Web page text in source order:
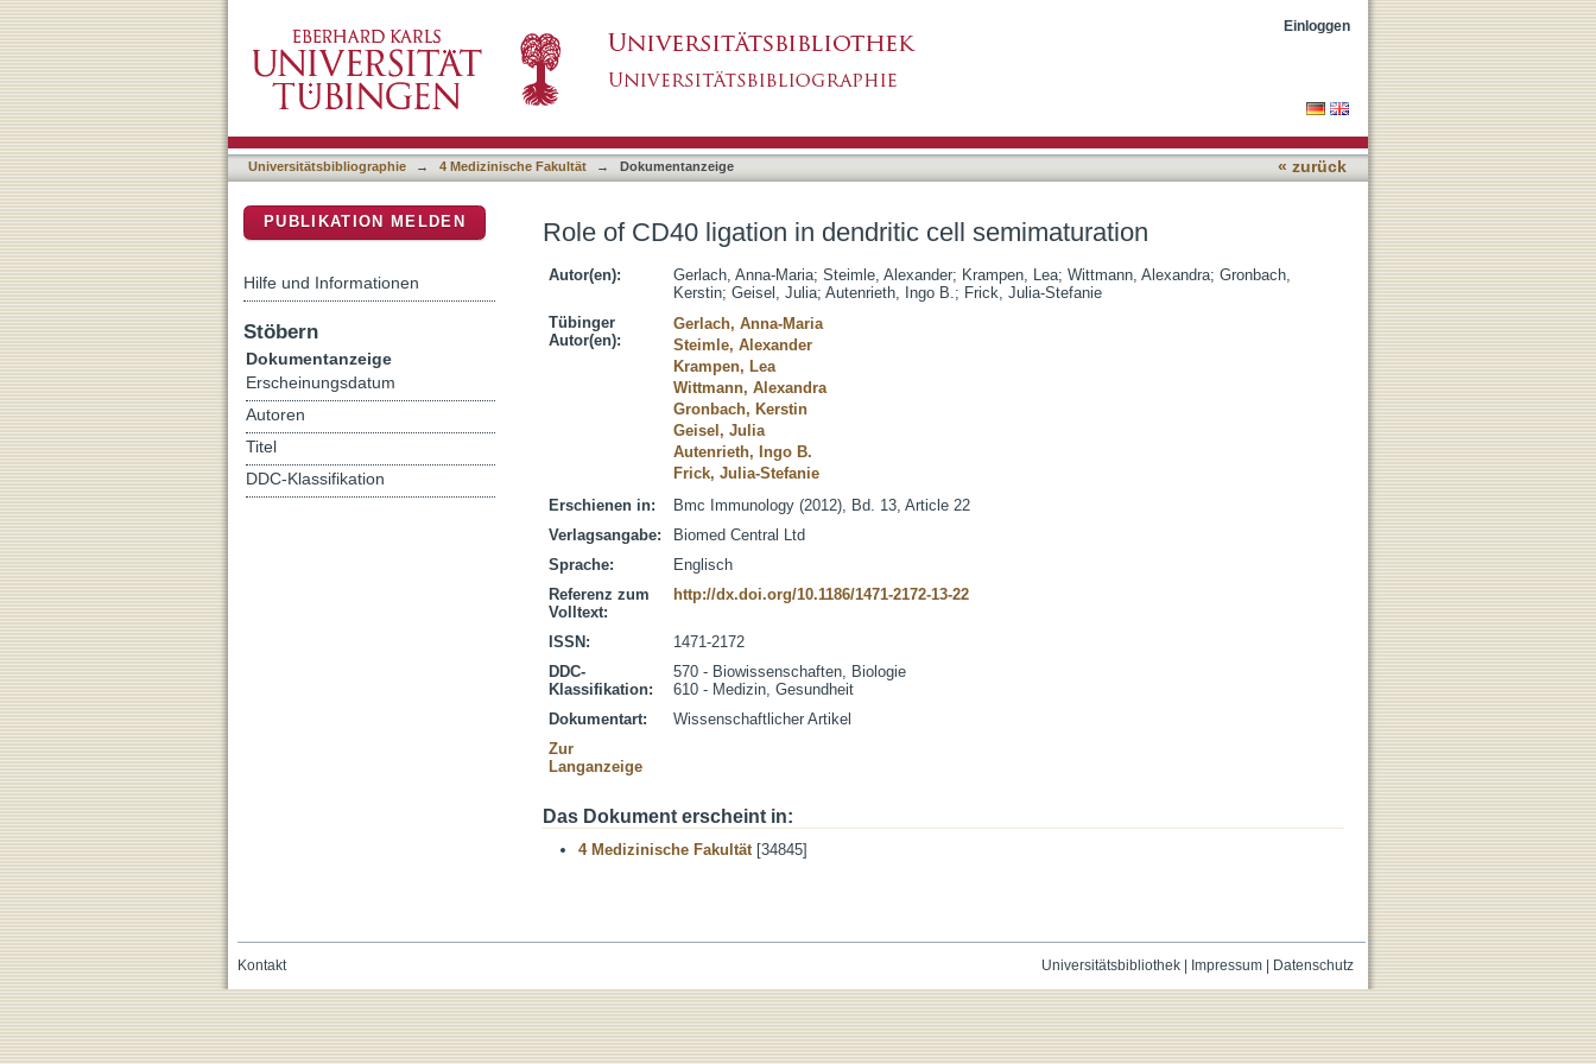
Einloggen
Universitätsbibliographie → 4 Medizinische Fakultät → Dokumentanzeige « zurück
Role of CD40 ligation in dendritic cell semimaturation
Autor(en): Gerlach, Anna-Maria; Steimle, Alexander; Krampen, Lea; Wittmann, Alexandra; Gronbach,
Kerstin; Geisel, Julia; Autenrieth, Ingo B.; Frick, Julia-Stefanie
Tübinger
Autor(en):
Gerlach, Anna-Maria
Steimle, Alexander
Krampen, Lea
Wittmann, Alexandra
Gronbach, Kerstin
Geisel, Julia
Autenrieth, Ingo B.
Frick, Julia-Stefanie
Erschienen in:
Bmc Immunology (2012), Bd. 13, Article 22
Verlagsangabe:
Biomed Central Ltd
Sprache:
Englisch
Referenz zum
Volltext:
http://dx.doi.org/10.1186/1471-2172-13-22
ISSN:
1471-2172
DDC-
Klassifikation:
570 - Biowissenschaften, Biologie
610 - Medizin, Gesundheit
Dokumentart:
Wissenschaftlicher Artikel
Zur
Langanzeige
Das Dokument erscheint in:
4 Medizinische Fakultät[34845]
PUBLIKATION MELDEN
Hilfe und Informationen
Stöbern
Dokumentanzeige
Erscheinungsdatum
Autoren
Titel
DDC-Klassifikation
Universitätsbibliothek| Impressum| Datenschutz
Kontakt